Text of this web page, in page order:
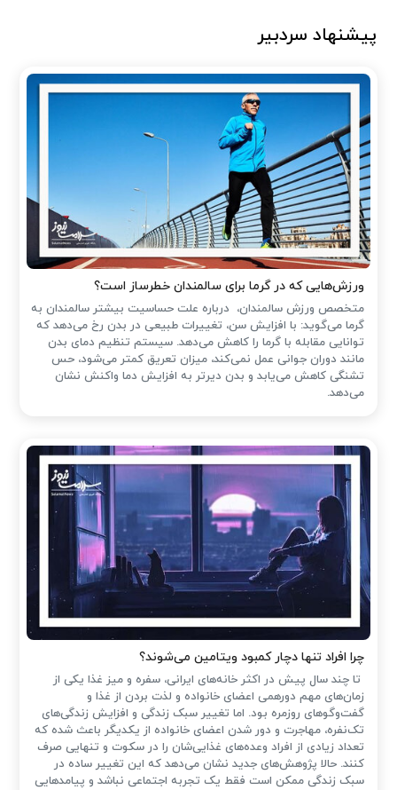
پیشنهاد سردبیر
ورزش‌هایی که در گرما برای سالمندان خطرساز است؟
متخصص ورزش سالمندان، درباره علت حساسیت بیشتر سالمندان به
گرما می‌گوید: با افزایش سن، تغییرات طبیعی در بدن رخ می‌دهد که
توانایی مقابله با گرما را کاهش می‌دهد. سیستم تنظیم دمای بدن
مانند دوران جوانی عمل نمی‌کند، میزان تعریق کمتر می‌شود، حس
تشنگی کاهش می‌یابد و بدن دیرتر به افزایش دما واکنش نشان
می‌دهد.
چرا افراد تنها دچار کمبود ویتامین می‌شوند؟
تا چند سال پیش در اکثر خانه‌های ایرانی، سفره و میز غذا یکی از
زمان‌های مهم دورهمی اعضای خانواده و لذت بردن از غذا و
گفت‌وگوهای روزمره بود. اما تغییر سبک زندگی و افزایش زندگی‌های
تک‌نفره، مهاجرت و دور شدن اعضای خانواده از یکدیگر باعث شده که
تعداد زیادی از افراد وعده‌های غذایی‌شان را در سکوت و تنهایی صرف
کنند. حالا پژوهش‌های جدید نشان می‌دهد که این تغییر ساده در
سبک زندگی ممکن است فقط یک تجربه اجتماعی نباشد و پیامدهایی